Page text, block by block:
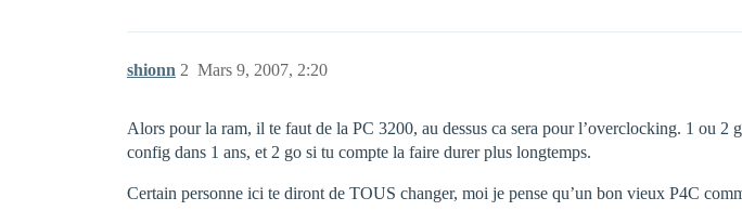
shionn Mars 9, 2007, 2:20
2
Alors pour la ram, il te faut de la PC 3200, au dessus ca sera pour l’overclocking. 1 ou 2
config dans 1 ans, et 2 go si tu compte la faire durer plus longtemps.
Certain personne ici te diront de TOUS changer, moi je pense qu’un bon vieux P4C